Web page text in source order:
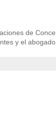
de
y el